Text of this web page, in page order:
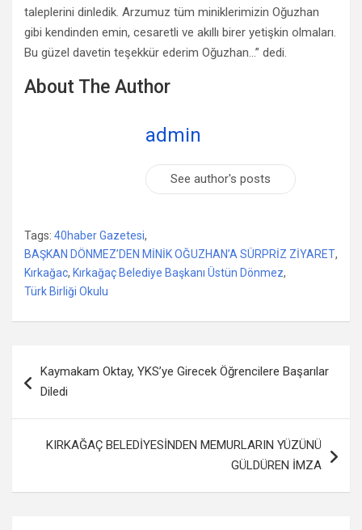
taleplerini dinledik. Arzumuz tüm miniklerimizin Oğuzhan
gibi kendinden emin, cesaretli ve akıllı birer yetişkin olmaları.
Bu güzel davetin teşekkür ederim Oğuzhan…” dedi.
About The Author
admin
See author's posts
Tags: 40haber Gazetesi,
BAŞKAN DÖNMEZ’DEN MİNİK OĞUZHAN’A SÜRPRİZ ZİYARET,
Kırkağac, Kırkağaç Belediye Başkanı Üstün Dönmez,
Türk Birliği Okulu
dolaşımı
Kaymakam Oktay, YKS’ye Girecek Öğrencilere Başarılar
Diledi
KIRKAĞAÇ BELEDİYESİNDEN MEMURLARIN YÜZÜNÜ
GÜLDÜREN İMZA